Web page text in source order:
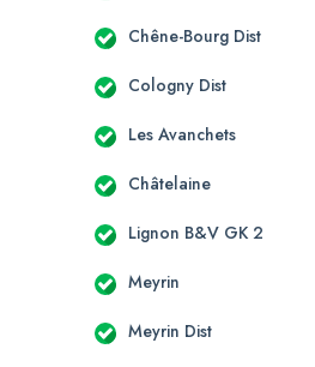
Chêne-Bourg Dist
Cologny Dist
Les Avanchets
Châtelaine
Lignon B&V GK 2
Meyrin
Meyrin Dist